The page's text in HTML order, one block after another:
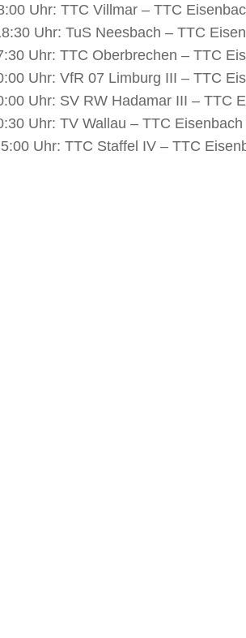
Uhr: TTC Villmar – TTC
Uhr: TuS Neesbach – TTC
Uhr: TTC Oberbrechen – TTC
Uhr: VfR 07 Limburg III – TTC
Uhr: SV RW Hadamar III – TTC
Uhr: TV Wallau – TTC Eisenbach
Uhr: TTC Staffel IV – TTC